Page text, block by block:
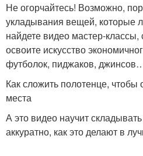
Не огорчайтесь! Возможно,
укладывания вещей, которые
найдете видео мастер-
освоите искусство
футболок, пиджаков,
Как сложить полотенце,
места
А это видео научит
аккуратно, как это делают в